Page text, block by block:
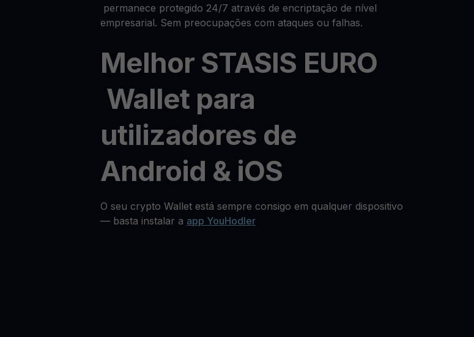
permanece protegido 24/7 através de encriptação de nível
empresarial. Sem preocupações com ataques ou falhas.
Melhor STASIS EURO
Wallet para
utilizadores de
Android & iOS
O seu crypto Wallet está sempre consigo em qualquer dispositivo
— basta instalar a app YouHodler